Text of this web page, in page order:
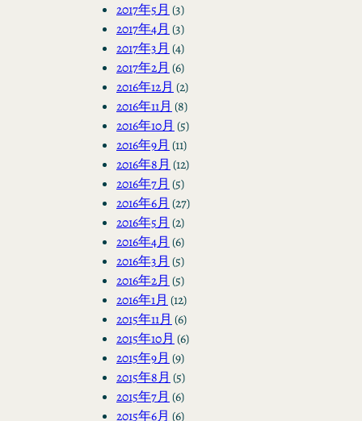
2017年5月 (3)
2017年4月 (3)
2017年3月 (4)
2017年2月 (6)
2016年12月 (2)
2016年11月 (8)
2016年10月 (5)
2016年9月 (11)
2016年8月 (12)
2016年7月 (5)
2016年6月 (27)
2016年5月 (2)
2016年4月 (6)
2016年3月 (5)
2016年2月 (5)
2016年1月 (12)
2015年11月 (6)
2015年10月 (6)
2015年9月 (9)
2015年8月 (5)
2015年7月 (6)
2015年6月 (6)